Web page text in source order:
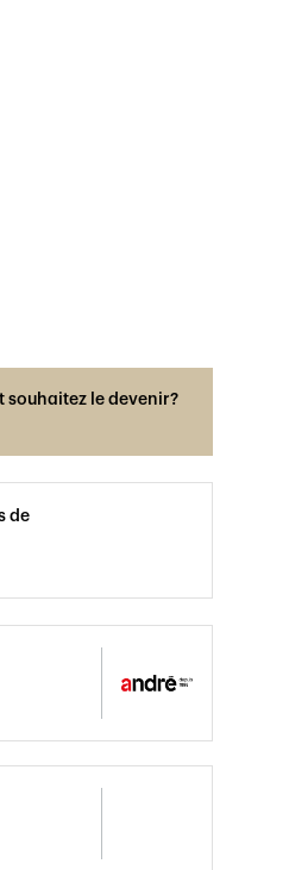
souhaitez le devenir?
de